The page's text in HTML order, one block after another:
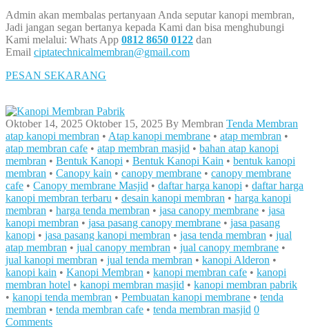
Admin akan membalas pertanyaan Anda seputar kanopi membran,
Jadi jangan segan bertanya kepada Kami dan bisa menghubungi
Kami melalui: Whats App 0812 8650 0122 dan
Email ciptatechnicalmembran@gmail.com
PESAN SEKARANG
Oktober 14, 2025 Oktober 15, 2025 By Membran Tenda Membran
atap kanopi membran • Atap kanopi membrane • atap membran •
atap membran cafe • atap membran masjid • bahan atap kanopi
membran • Bentuk Kanopi • Bentuk Kanopi Kain • bentuk kanopi
membran • Canopy kain • canopy membrane • canopy membrane
cafe • Canopy membrane Masjid • daftar harga kanopi • daftar harga
kanopi membran terbaru • desain kanopi membran • harga kanopi
membran • harga tenda membran • jasa canopy membrane • jasa
kanopi membran • jasa pasang canopy membrane • jasa pasang
kanopi • jasa pasang kanopi membran • jasa tenda membran • jual
atap membran • jual canopy membran • jual canopy membrane •
jual kanopi membran • jual tenda membran • kanopi Alderon •
kanopi kain • Kanopi Membran • kanopi membran cafe • kanopi
membran hotel • kanopi membran masjid • kanopi membran pabrik
• kanopi tenda membran • Pembuatan kanopi membrane • tenda
membran • tenda membran cafe • tenda membran masjid 0
Comments